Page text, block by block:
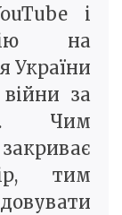
і
на
України
за
Чим
тим